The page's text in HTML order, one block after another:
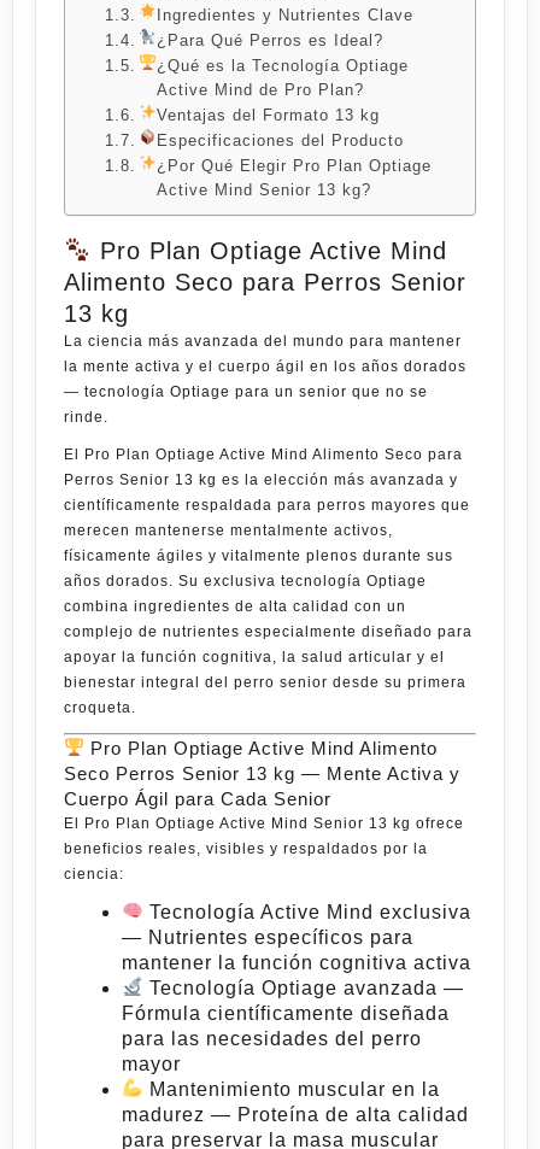
Ingredientes y Nutrientes Clave
¿Para Qué Perros es Ideal?
¿Qué es la Tecnología Optiage
Active Mind de Pro Plan?
Ventajas del Formato 13 kg
Especificaciones del Producto
¿Por Qué Elegir Pro Plan Optiage
Active Mind Senior 13 kg?
Pro Plan Optiage Active Mind
Alimento Seco para Perros Senior
13 kg
La ciencia más avanzada del mundo para mantener
la mente activa y el cuerpo ágil en los años dorados
— tecnología Optiage para un senior que no se
rinde.
El Pro Plan Optiage Active Mind Alimento Seco para
Perros Senior 13 kg es la elección más avanzada y
científicamente respaldada para perros mayores que
merecen mantenerse mentalmente activos,
físicamente ágiles y vitalmente plenos durante sus
años dorados. Su exclusiva tecnología Optiage
combina ingredientes de alta calidad con un
complejo de nutrientes especialmente diseñado para
apoyar la función cognitiva, la salud articular y el
bienestar integral del perro senior desde su primera
croqueta
Pro Plan Optiage Active Mind Alimento
Seco Perros Senior 13 kg — Mente Activa y
Cuerpo Ágil para Cada Senior
El Pro Plan Optiage Active Mind Senior 13 kg ofrece
beneficios reales, visibles y respaldados por la
ciencia:
Tecnología Active Mind exclusiva
— Nutrientes específicos para
mantener la función cognitiva activa
Tecnología Optiage avanzada —
Fórmula científicamente diseñada
para las necesidades del perro
mayor
Mantenimiento muscular en la
madurez — Proteína de alta calidad
para preservar la masa muscular